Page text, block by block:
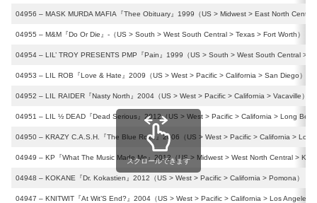
04956 – MASK MURDA MAFIA『Thee Obituary』1999（US > Midwest > East North
04955 – M&M『Do Or Die』-（US > South > West South Central > Texas > Fort Worth）
04954 – LIL’ TROY PRESENTS PMP『Pain』1999（US > South > West South Central >
04953 – LIL ROB『Love & Hate』2009（US > West > Pacific > California > San Diego）
04952 – LIL RAIDER『Nasty North』2004（US > West > Pacific > California > Vacaville）
04951 – LIL ½ DEAD『Dead Serious』2012（US > West > Pacific > California > Long
04950 – KRAZY C.A.S.H.『The Blue Roze』2006（US > West > Pacific > California > Los
04949 – KP『What The Music Made Me』2012（US > Midwest > West North Central >
04948 – KOKANE『Dr. Kokastien』2012（US > West > Pacific > California > Pomona）〔
04947 – KNITWIT『At Wit’S End?』2004（US > West > Pacific > California > Los Angeles
スクロールできます